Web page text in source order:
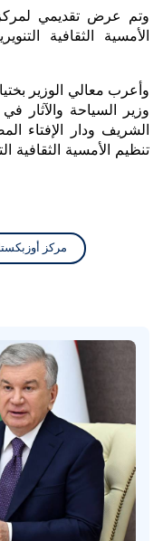
وتم عرض تقديمي لمركز
الأمسية الثقافية
وأعرب معالي الوزير
وزير السياحة والآثار
الشريف ودار الإفتاء
تنظيم الأمسية الثقافية
مركز